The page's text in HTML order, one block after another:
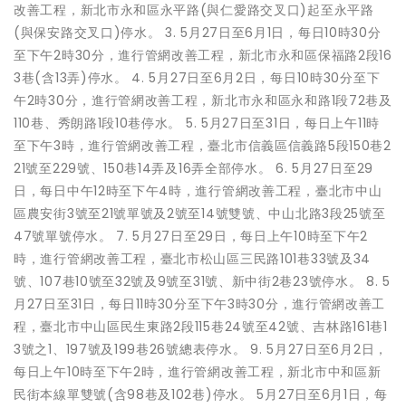
改善工程，新北市永和區永平路(與仁愛路交叉口)起至永平路
(與保安路交叉口)停水。 3. 5月27日至6月1日，每日10時30分
至下午2時30分，進行管網改善工程，新北市永和區保福路2段16
3巷(含13弄)停水。 4. 5月27日至6月2日，每日10時30分至下
午2時30分，進行管網改善工程，新北市永和區永和路1段72巷及
110巷、秀朗路1段10巷停水。 5. 5月27日至31日，每日上午11時
至下午3時，進行管網改善工程，臺北市信義區信義路5段150巷2
21號至229號、150巷14弄及16弄全部停水。 6. 5月27日至29
日，每日中午12時至下午4時，進行管網改善工程，臺北市中山
區農安街3號至21號單號及2號至14號雙號、中山北路3段25號至
47號單號停水。 7. 5月27日至29日，每日上午10時至下午2
時，進行管網改善工程，臺北市松山區三民路101巷33號及34
號、107巷10號至32號及9號至31號、新中街2巷23號停水。 8. 5
月27日至31日，每日11時30分至下午3時30分，進行管網改善工
程，臺北市中山區民生東路2段115巷24號至42號、吉林路161巷1
3號之1、197號及199巷26號總表停水。 9. 5月27日至6月2日，
每日上午10時至下午2時，進行管網改善工程，新北市中和區新
民街本線單雙號(含98巷及102巷)停水。 5月27日至6月1日，每